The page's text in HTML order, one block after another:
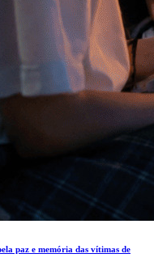
paz e memória das vítimas de